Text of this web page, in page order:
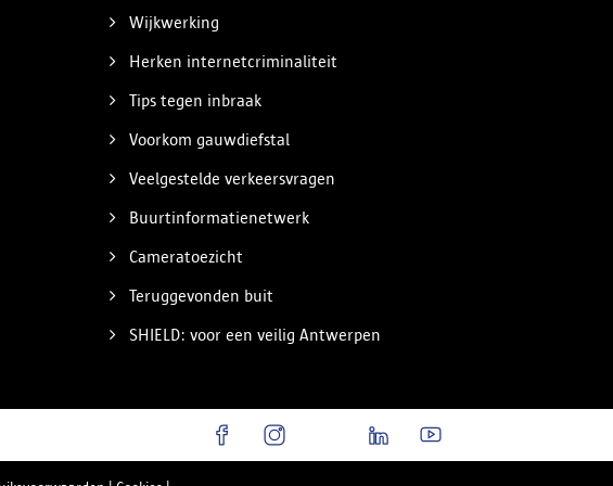
Wijkwerking
Herken internetcriminaliteit
Tips tegen inbraak
Voorkom gauwdiefstal
Veelgestelde verkeersvragen
Buurtinformatienetwerk
Cameratoezicht
Teruggevonden buit
SHIELD: voor een veilig Antwerpen